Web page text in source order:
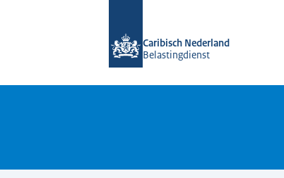
Caribisch Nederland
Belastingdienst